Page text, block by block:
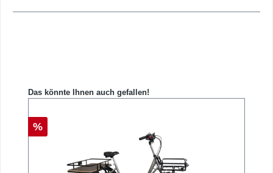
Produktgalerie überspringen
Das könnte Ihnen auch gefallen!
Rabatt
%